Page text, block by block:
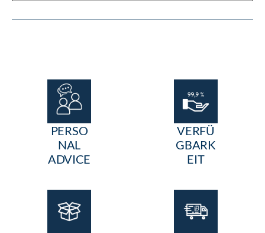
PERSO
NAL
ADVICE
VERFÜ
GBARK
EIT